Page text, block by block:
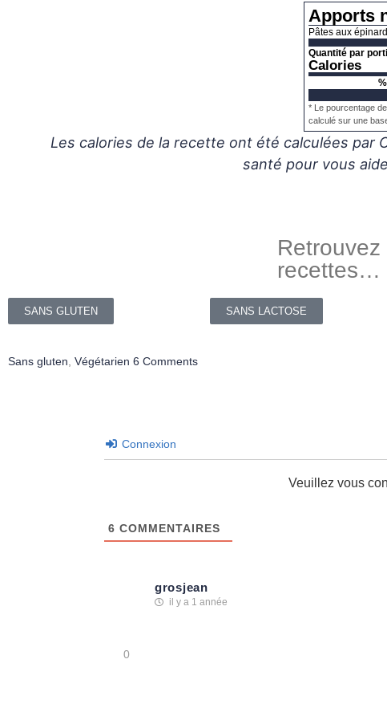
Apports
Pâtes aux
Quantité par
Calories
* Le pourcentage
calculé sur une
Les calories de la recette ont été calculées par Chat GPT (IA). Consultez toujours un professionnel de
santé pour vous
recettes…
SANS GLUTEN SANS LACTOSE
Sans gluten Végétarien 6 Comments
Connexion
Veuillez vous
6 COMMENTAIRES
grosjean
il y a 1 année
0